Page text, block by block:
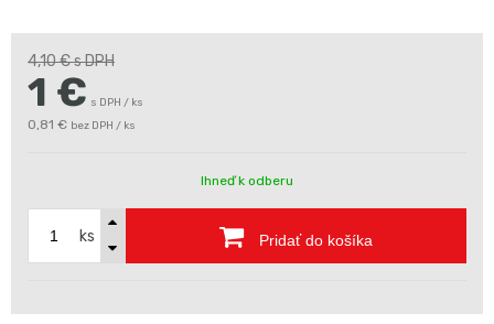
4,10 €s DPH
1 € s DPH / ks
0,81 € bez DPH / ks
Ihneď k odberu
ks Pridať do košíka